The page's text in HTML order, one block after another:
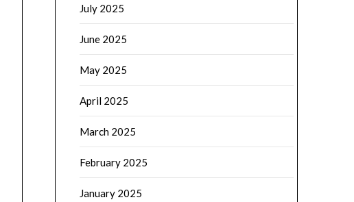
July 2025
June 2025
May 2025
April 2025
March 2025
February 2025
January 2025